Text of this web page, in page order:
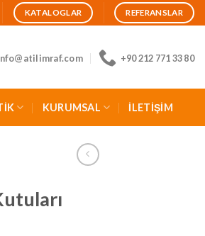
KATALOGLAR REFERANSLAR
+90 212 771 33 80
KURUMSAL İLETİŞİM